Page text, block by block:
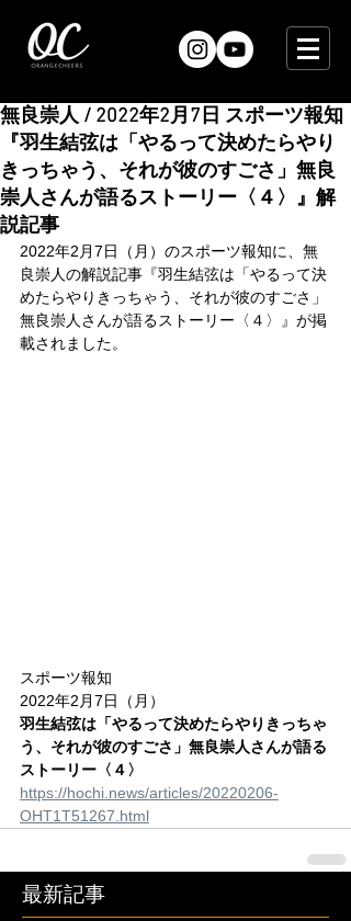
無良崇人 / 2022年2月7日 スポーツ報知
『羽生結弦は「やるって決めたらやり
きっちゃう、それが彼のすごさ」無良
崇人さんが語るストーリー〈４〉』解
説記事
2022年2月7日（月）のスポーツ報知に、無
良崇人の解説記事『羽生結弦は「やるって決
めたらやりきっちゃう、それが彼のすごさ」
無良崇人さんが語るストーリー〈４〉』が掲
載されました。
スポーツ報知
2022年2月7日（月）
羽生結弦は「やるって決めたらやりきっちゃ
う、それが彼のすごさ」無良崇人さんが語る
ストーリー〈４〉
https://hochi.news/articles/20220206-
OHT1T51267.html
最新記事